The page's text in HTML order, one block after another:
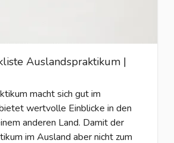
Auslandspraktikum |
macht sich gut im
wertvolle Einblicke in den
anderen Land. Damit der
im Ausland aber nicht zum